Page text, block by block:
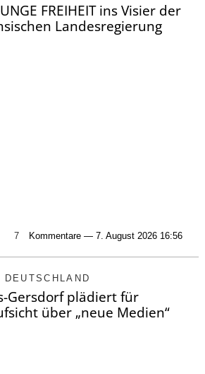
FREIHEIT ins Visier der
Landesregierung
7 Kommentare — 7. August 2026 16:56
DEUTSCHLAND
Gersdorf plädiert für
über „neue Medien“